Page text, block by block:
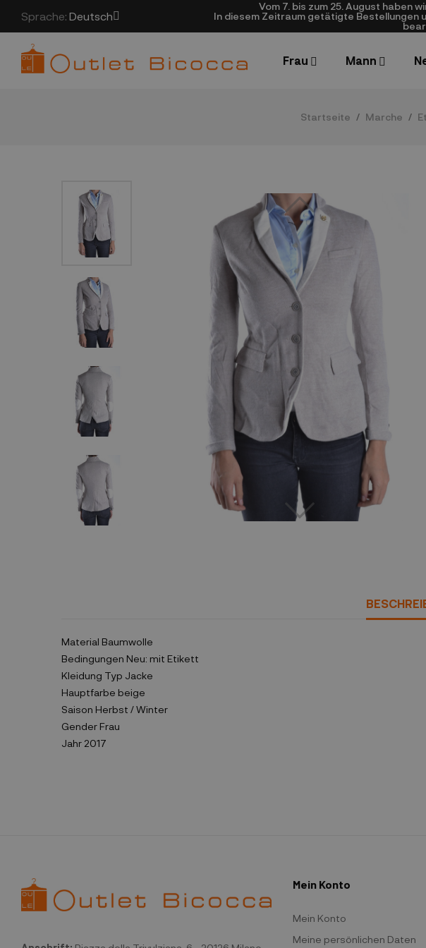
Sprache: Deutsch
Vom 7. bis zum 25. August haben
In diesem Zeitraum getätigte Bestellungen
Frau Mann
Startseite Marche
Material Baumwolle
Bedingungen Neu: mit Etikett
Kleidung Typ Jacke
Hauptfarbe beige
Saison Herbst / Winter
Gender Frau
Jahr 2017
Mein Konto
Mein Konto
Meine persönlichen Daten